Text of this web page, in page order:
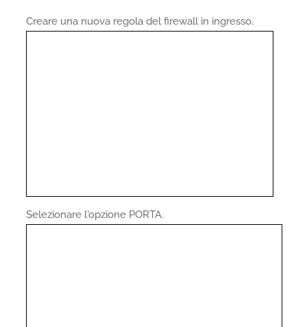
Creare una nuova regola del firewall in ingresso.
Selezionare l'opzione PORTA.